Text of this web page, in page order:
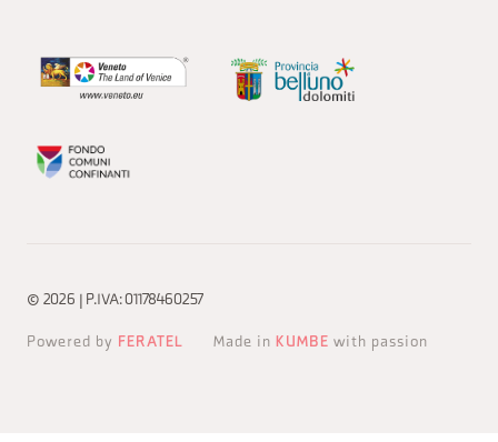
© 2026 | P.IVA: 01178460257
Powered by FERATEL Made in KUMBE with passion